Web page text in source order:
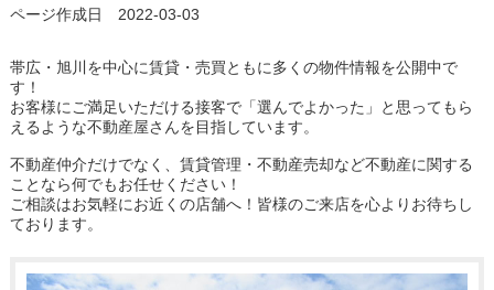
ページ作成日 2022-03-03
帯広・旭川を中心に賃貸・売買ともに多くの物件情報を公開中で
す！
お客様にご満足いただける接客で「選んでよかった」と思ってもら
えるような不動産屋さんを目指しています。
不動産仲介だけでなく、賃貸管理・不動産売却など不動産に関する
ことなら何でもお任せください！
ご相談はお気軽にお近くの店舗へ！皆様のご来店を心よりお待ちし
ております。